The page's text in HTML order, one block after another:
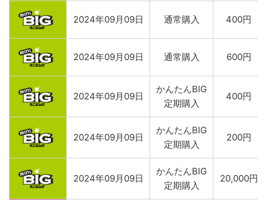
2024年09月09日 通常購入 400円
2024年09月09日 通常購入 600円
2024年09月09日
かんたんBIG
定期購入
400円
2024年09月09日
かんたんBIG
定期購入
200円
2024年09月09日
かんたんBIG
定期購入
20,000円